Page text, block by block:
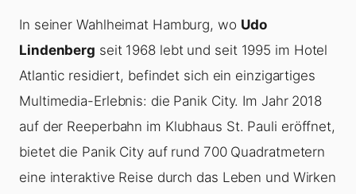
In seiner Wahlheimat Hamburg, wo Udo
Lindenberg seit 1968 lebt und seit 1995 im Hotel
Atlantic residiert, befindet sich ein einzigartiges
Multimedia-Erlebnis: die Panik City. Im Jahr 2018
auf der Reeperbahn im Klubhaus St. Pauli eröffnet,
bietet die Panik City auf rund 700 Quadratmetern
eine interaktive Reise durch das Leben und Wirken